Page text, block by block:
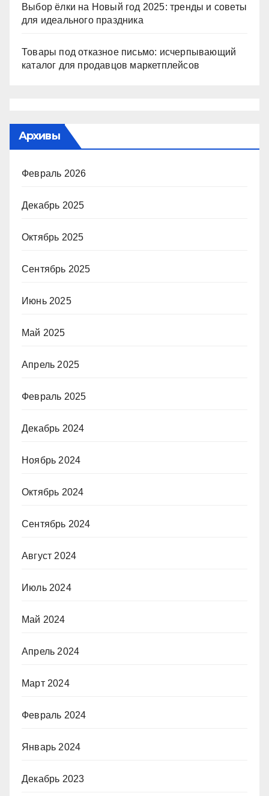
Выбор ёлки на Новый год 2025: тренды и советы
для идеального праздника
Товары под отказное письмо: исчерпывающий
каталог для продавцов маркетплейсов
Архивы
Февраль 2026
Декабрь 2025
Октябрь 2025
Сентябрь 2025
Июнь 2025
Май 2025
Апрель 2025
Февраль 2025
Декабрь 2024
Ноябрь 2024
Октябрь 2024
Сентябрь 2024
Август 2024
Июль 2024
Май 2024
Апрель 2024
Март 2024
Февраль 2024
Январь 2024
Декабрь 2023